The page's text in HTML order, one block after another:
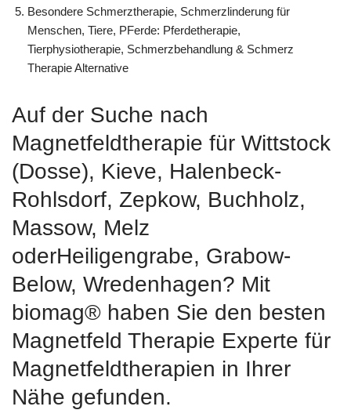
Besondere Schmerztherapie, Schmerzlinderung für
Menschen, Tiere, PFerde: Pferdetherapie,
Tierphysiotherapie, Schmerzbehandlung & Schmerz
Therapie Alternative
Auf der Suche nach
Magnetfeldtherapie für Wittstock
(Dosse), Kieve, Halenbeck-
Rohlsdorf, Zepkow, Buchholz,
Massow, Melz
oderHeiligengrabe, Grabow-
Below, Wredenhagen? Mit
biomag® haben Sie den besten
Magnetfeld Therapie Experte für
Magnetfeldtherapien in Ihrer
Nähe gefunden.